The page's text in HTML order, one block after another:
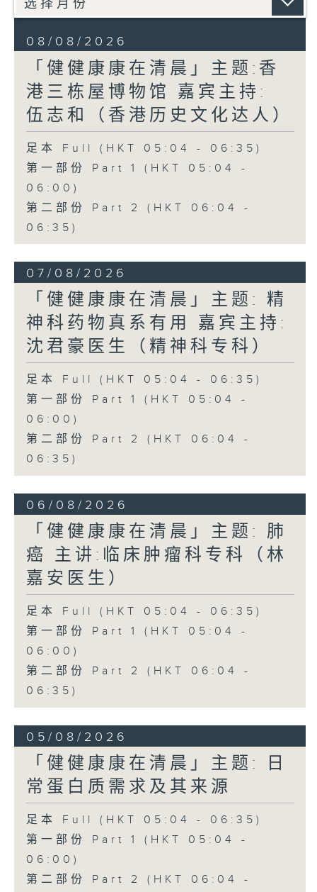
08/08/2026
「健健康康在清晨」主题:香
港三栋屋博物馆 嘉宾主持:
伍志和（香港历史文化达人）
足本 Full (HKT 05:04 - 06:35)
第一部份 Part 1 (HKT 05:04 -
06:00)
第二部份 Part 2 (HKT 06:04 -
06:35)
07/08/2026
「健健康康在清晨」主题: 精
神科药物真系有用 嘉宾主持:
沈君豪医生（精神科专科）
足本 Full (HKT 05:04 - 06:35)
第一部份 Part 1 (HKT 05:04 -
06:00)
第二部份 Part 2 (HKT 06:04 -
06:35)
06/08/2026
「健健康康在清晨」主题: 肺
癌 主讲:临床肿瘤科专科（林
嘉安医生）
足本 Full (HKT 05:04 - 06:35)
第一部份 Part 1 (HKT 05:04 -
06:00)
第二部份 Part 2 (HKT 06:04 -
06:35)
05/08/2026
「健健康康在清晨」主题: 日
常蛋白质需求及其来源
足本 Full (HKT 05:04 - 06:35)
第一部份 Part 1 (HKT 05:04 -
06:00)
第二部份 Part 2 (HKT 06:04 -